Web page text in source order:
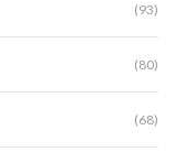
(93)
(80)
(68)